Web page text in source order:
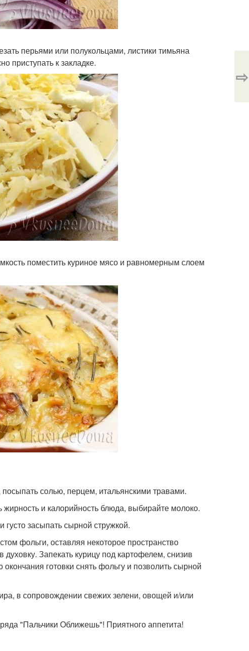
перьями или полукольцами, листики тимьяна
приступать к закладке.
поместить куриное мясо и равномерным слоем
солью, перцем, итальянскими травами.
и калорийность блюда, выбирайте молоко.
густо засыпать сырной стружкой.
фольги, оставляя некоторое пространство
Запекать курицу под картофелем, снизив
готовки снять фольгу и позволить сырной
в сопровождении свежих зелени, овощей и/или
"Пальчики Оближешь"! Приятного аппетита!
⇨